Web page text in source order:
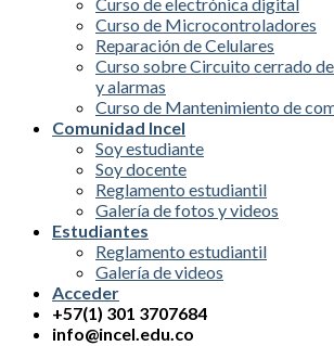
Curso de Microcontroladores
Reparación de Celulares
Curso sobre Circuito cerrado
y alarmas
Curso de Mantenimiento de
Comunidad Incel
Soy estudiante
Soy docente
Reglamento estudiantil
Galería de fotos y videos
Estudiantes
Reglamento estudiantil
Galería de videos
Acceder
+57(1) 301 3707684
info@incel.edu.co